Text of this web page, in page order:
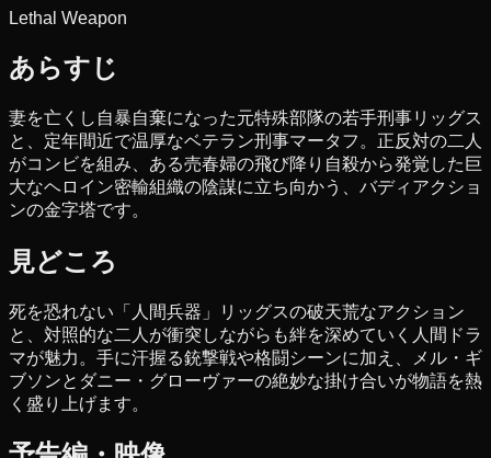
Lethal Weapon
あらすじ
妻を亡くし自暴自棄になった元特殊部隊の若手刑事リッグス
と、定年間近で温厚なベテラン刑事マータフ。正反対の二人
がコンビを組み、ある売春婦の飛び降り自殺から発覚した巨
大なヘロイン密輸組織の陰謀に立ち向かう、バディアクショ
ンの金字塔です。
見どころ
死を恐れない「人間兵器」リッグスの破天荒なアクション
と、対照的な二人が衝突しながらも絆を深めていく人間ドラ
マが魅力。手に汗握る銃撃戦や格闘シーンに加え、メル・ギ
ブソンとダニー・グローヴァーの絶妙な掛け合いが物語を熱
く盛り上げます。